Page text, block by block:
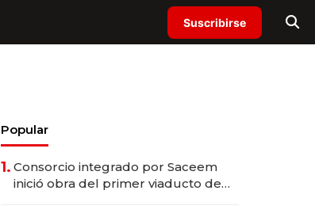
Suscribirse
Popular
1. Consorcio integrado por Saceem
inició obra del primer viaducto de